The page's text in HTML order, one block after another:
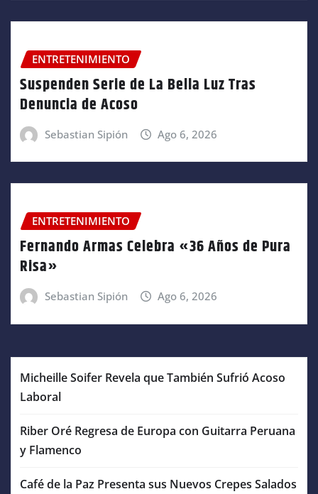
ENTRETENIMIENTO
Suspenden Serie de La Bella Luz Tras
Denuncia de Acoso
Sebastian Sipión Ago 6, 2026
ENTRETENIMIENTO
Fernando Armas Celebra «36 Años de Pura
Risa»
Sebastian Sipión Ago 6, 2026
Micheille Soifer Revela que También Sufrió Acoso
Laboral
Riber Oré Regresa de Europa con Guitarra Peruana
y Flamenco
Café de la Paz Presenta sus Nuevos Crepes Salados